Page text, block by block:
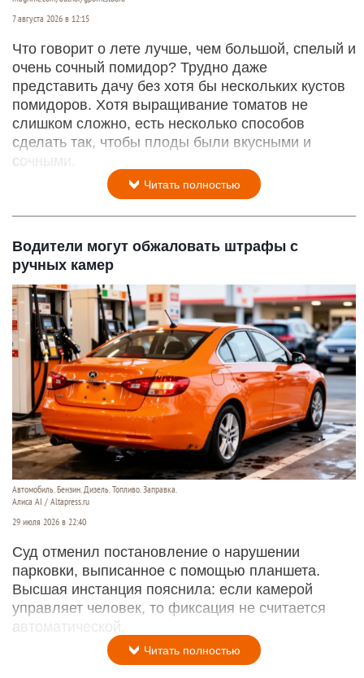
7 августа 2026 в 12:15
Что говорит о лете лучше, чем большой, спелый и
очень сочный помидор? Трудно даже
представить дачу без хотя бы нескольких кустов
помидоров. Хотя выращивание томатов не
слишком сложно, есть несколько способов
сделать так, чтобы плоды были вкусными и
сочными.
Читать полностью
Водители могут обжаловать штрафы с
ручных камер
Автомобиль. Бензин. Дизель. Топливо. Заправка.
Алиса AI / Altapress.ru
29 июля 2026 в 22:40
Суд отменил постановление о нарушении
парковки, выписанное с помощью планшета.
Высшая инстанция пояснила: если камерой
управляет человек, то фиксация не считается
автоматической.
Читать полностью